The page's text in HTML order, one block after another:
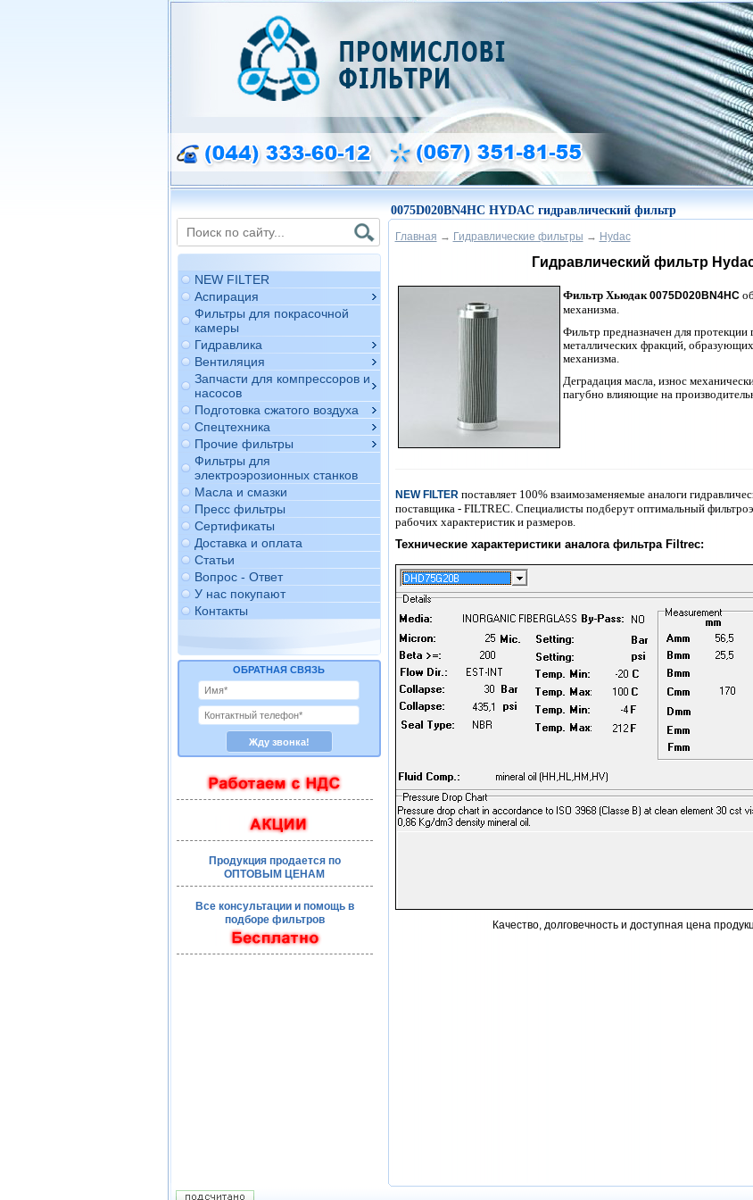
NEW FILTER
Аспирация
Фильтры для покрасочной
камеры
Гидравлика
Вентиляция
Запчасти для компрессоров и
насосов
Подготовка сжатого воздуха
Спецтехника
Прочие фильтры
Фильтры для
электроэрозионных станков
Масла и смазки
Пресс фильтры
Сертификаты
Доставка и оплата
Статьи
Вопрос - Ответ
У нас покупают
Контакты
ОБРАТНАЯ СВЯЗЬ
Продукция продается по
ОПТОВЫМ ЦЕНАМ
Все консультации и помощь в
подборе фильтров
0075D020BN4HC HYDAC гидравлический фильтр
Главная → Гидравлические фильтры → Hydac
Гидравлический фильтр
Фильтр Хьюдак 0075D020BN4HC
механизма.
Фильтр предназначен для
металлических фракций,
механизма.
Деградация масла, износ
пагубно влияющие на
NEW FILTER поставляет 100% взаимозаменяемые аналоги
поставщика - FILTREC. Специалисты подберут оптимальный
рабочих характеристик и размеров.
Технические характеристики аналога фильтра Filtrec:
Качество, долговечность и доступная цена